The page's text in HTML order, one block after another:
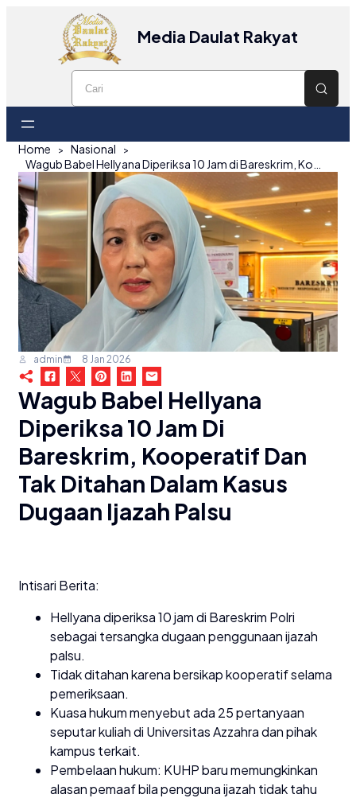
Media Daulat Rakyat
Home
Nasional
admin 8 Jan 2026
Wagub Babel Hellyana
Diperiksa 10 Jam Di
Bareskrim, Kooperatif Dan
Tak Ditahan Dalam Kasus
Dugaan Ijazah Palsu
Intisari Berita:
Hellyana diperiksa 10 jam di Bareskrim Polri
sebagai tersangka dugaan penggunaan ijazah
palsu.
Tidak ditahan karena bersikap kooperatif selama
pemeriksaan.
Kuasa hukum menyebut ada 25 pertanyaan
seputar kuliah di Universitas Azzahra dan pihak
kampus terkait.
Pembelaan hukum: KUHP baru memungkinkan
alasan pemaaf bila pengguna ijazah tidak tahu